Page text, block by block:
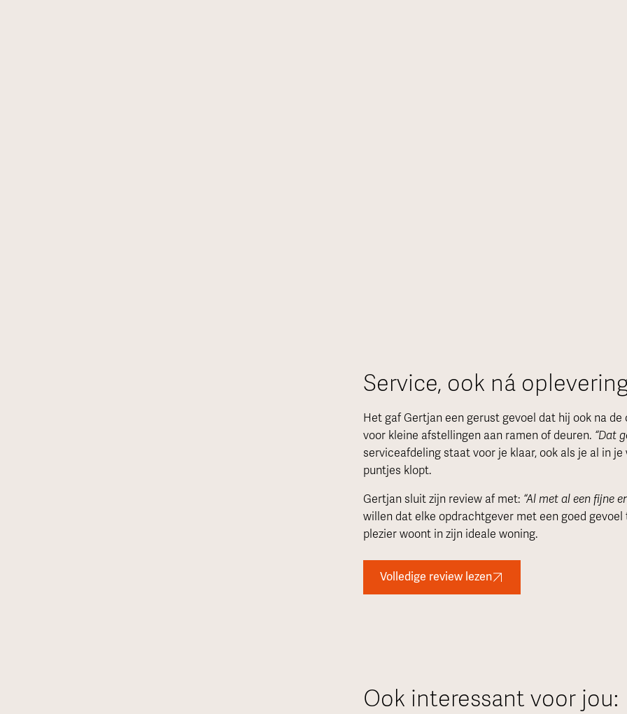
Service, ook ná
Het gaf Gertjan een gerust gevoel dat hij ook na
voor kleine afstellingen aan ramen of deuren. “Dat
serviceafdeling staat voor je klaar, ook als je al in
puntjes klopt.
Gertjan sluit zijn review af met: “Al met al een fijne
willen dat elke opdrachtgever met een goed
plezier woont in zijn ideale woning.
Volledige review lezen
Ook interessant voor jou: